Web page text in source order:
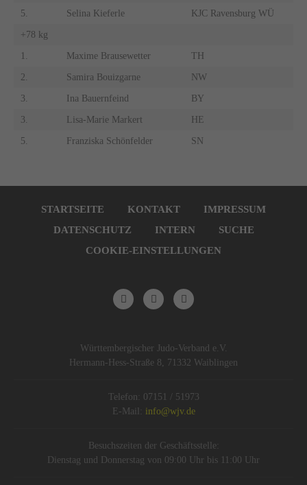
5. Selina Kieferle KJC Ravensburg WÜ
+78 kg
1. Maxime Brausewetter TH
2. Samira Bouizgarne NW
3. Ina Bauernfeind BY
3. Lisa-Marie Markert HE
5. Franziska Schönfelder SN
überspringenSTARTSEITE KONTAKT
IMPRESSUM
DATENSCHUTZ
INTERN
SUCHE
COOKIE-EINSTELLUNGEN
Württembergischer Judo-Verband e.V.
Hermann-Hess-Straße 8, 71332 Waiblingen
Telefon: 07151 / 51973
E-Mail: info@wjv.de
Besuchszeiten der Geschäftsstelle:
Dienstag und Donnerstag von 09:00 Uhr bis 11:00 Uhr